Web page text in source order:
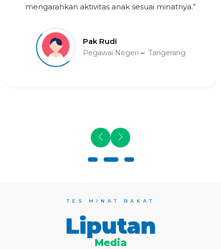
mengarahkan aktivitas anak sesuai minatnya.”
Pak Rudi
Pegawai Negeri Tangerang
TES MINAT BAKAT
Liputan
Media